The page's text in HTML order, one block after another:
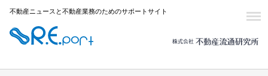
不動産ニュースと不動産業務のためのサポートサイト